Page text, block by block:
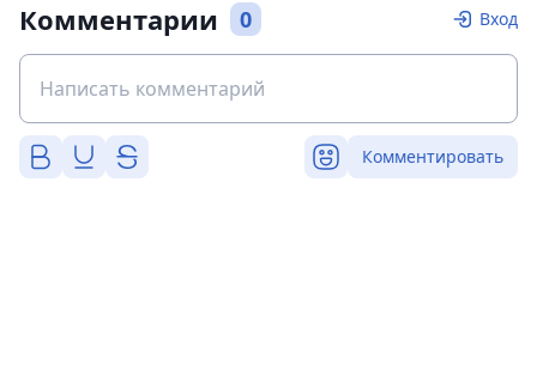
Комментарии 0 Вход
Комментировать